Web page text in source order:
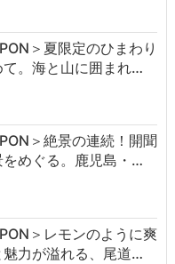
＞夏限定のひまわり
。海と山に囲まれ…
＞絶景の連続！開聞
めぐる。鹿児島・…
＞レモンのように爽
力が溢れる、尾道…